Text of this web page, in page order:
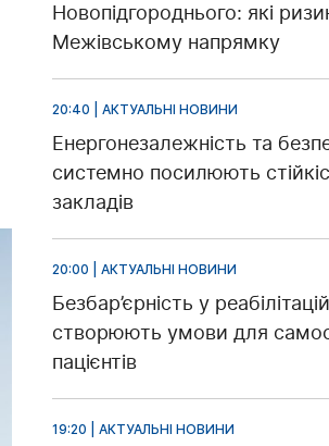
Новопідгороднього: які
Межівському напрямку
20:40 | АКТУАЛЬНІ НОВИНИ
Енергонезалежність та
системно посилюють
закладів
20:00 | АКТУАЛЬНІ НОВИНИ
Безбар’єрність у
створюють умови для
пацієнтів
19:20 | АКТУАЛЬНІ НОВИНИ